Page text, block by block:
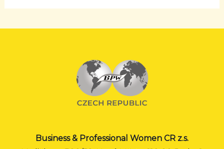
Business & Professional Women CR z.s.